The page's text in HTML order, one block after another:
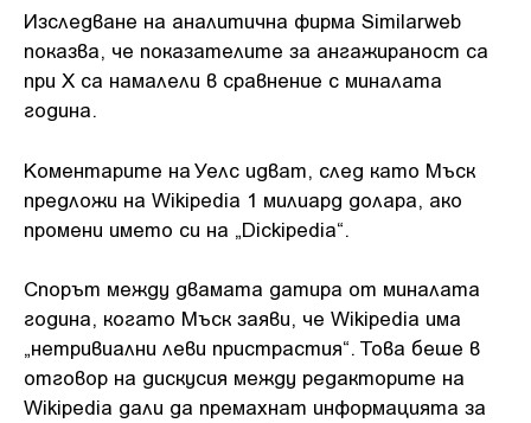
Изследване на аналитична фирма Similarweb
показва, че показателите за ангажираност са
при X са намалели в сравнение с миналата
година.
Коментарите на Уелс идват, след като Мъск
предложи на Wikipedia 1 милиард долара, ако
промени името си на „Dickipedia“.
Спорът между двамата датира от миналата
година, когато Мъск заяви, че Wikipedia има
„нетривиални леви пристрастия“. Това беше в
отговор на дискусия между редакторите на
Wikipedia дали да премахнат информацията за